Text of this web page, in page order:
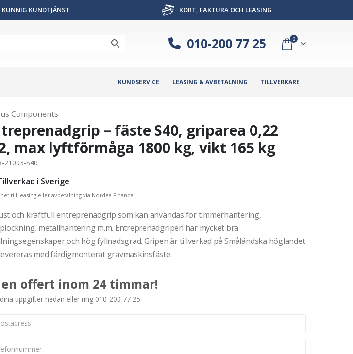
KUNNIG KUNDTJÄNST KORT, FAKTURA OCH LEASING
010-200 77 25 0
KUNDSERVICE LEASING & AVBETALNING TILLVERKARE
Components
– fäste S40, griparea 0,22
max lyftförmåga 1800 kg, vikt 165 kg
21003-S40
i Sverige
till leasing eller avbetalning via Nordea Finance.
och kraftfull entreprenadgrip som kan användas för timmerhantering,
metallhantering m.m. Entreprenadgripen har mycket bra
och hög fyllnadsgrad. Gripen är tillverkad på Småländska höglandet
med färdigmonterat grävmaskinsfäste.
en offert inom 24 timmar!
uppgifter nedan eller ring 010-200 77 25.